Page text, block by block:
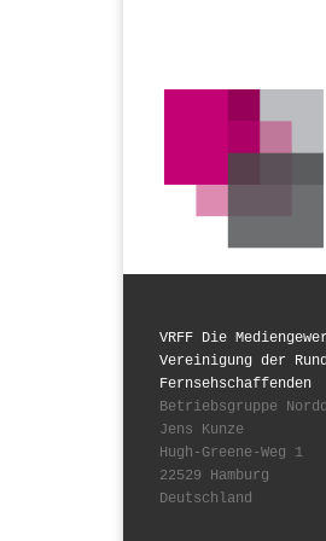
VRFF Die
Vereinigung der
Fernsehschaffenden
Betriebsgruppe
Jens Kunze
Hugh-Greene-Weg 1
22529 Hamburg
Deutschland